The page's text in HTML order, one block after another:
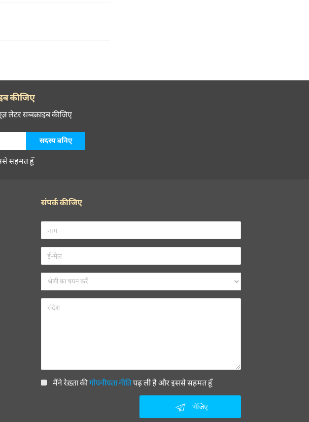
कीजिए
लेटर सब्स्क्राइब कीजिए
सहमत हूँ
संपर्क कीजिए
मैंने रेख़्ता कीगोपनीयता नीतिपढ़ ली है और इससे सहमत हूँ
भेजिए